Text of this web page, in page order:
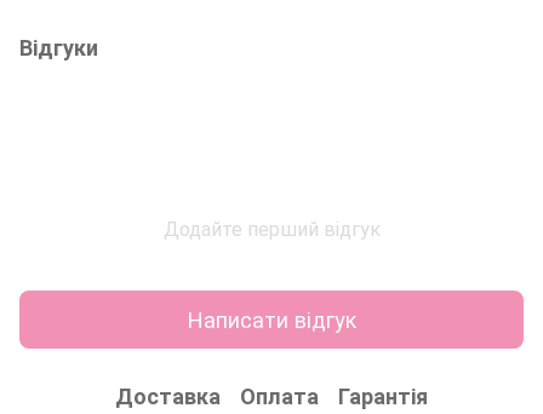
Відгуки
Додайте перший відгук
Написати відгук
Доставка Оплата Гарантія